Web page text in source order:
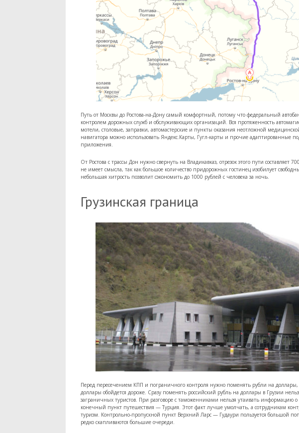
Путь от Москвы до Ростова-на-Дону самый комфортный, потому что федеральный
контролем дорожных служб и обслуживающих организаций. Вся протяженность
мотели, столовые, заправки, автомастерские и пункты оказания неотложной
навигатора можно использовать Яндекс.Карты, Гугл-карты и прочие адаптированные
приложения.
От Ростова с трассы Дон нужно свернуть на Владикавказ, отрезок этого пути составляет
не имеет смысла, так как большое количество придорожных гостинец изобилует
небольшая хитрость позволит сэкономить до 1000 рублей с человека за ночь.
Грузинская граница
Перед пересечением КПП и пограничного контроля нужно поменять рубли на
доллары обойдется дороже. Сразу поменять российский рубль на доллары в Грузии
заграничных туристов. При разговоре с таможенниками нельзя утаивать информацию
конечный пункт путешествия — Турция. Этот факт лучше умолчать, а сотрудникам
туризм. Контрольно-пропускной пункт Верхний Ларс — Гудаури пользуется большой
редко скапливаются большие очереди.